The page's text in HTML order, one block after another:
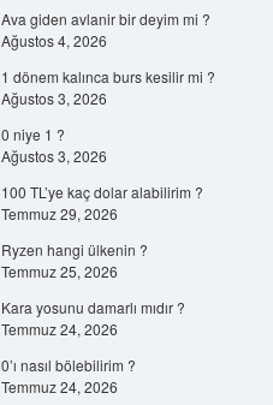
Ava giden avlanir bir deyim mi ?
Ağustos 4, 2026
1 dönem kalınca burs kesilir mi ?
Ağustos 3, 2026
0 niye 1 ?
Ağustos 3, 2026
100 TL’ye kaç dolar alabilirim ?
Temmuz 29, 2026
Ryzen hangi ülkenin ?
Temmuz 25, 2026
Kara yosunu damarlı mıdır ?
Temmuz 24, 2026
0’ı nasıl bölebilirim ?
Temmuz 24, 2026